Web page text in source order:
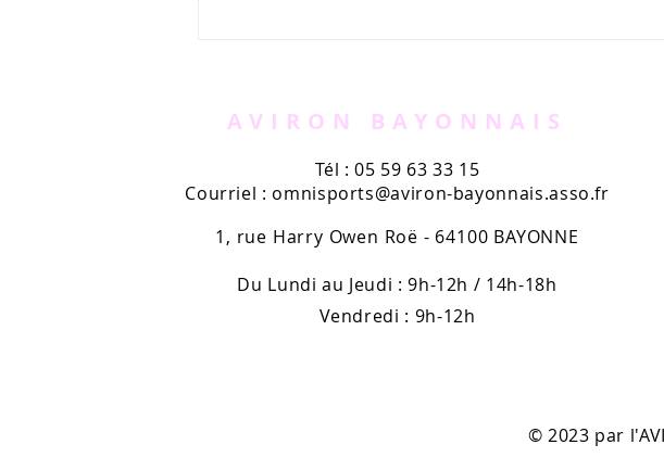
AVIRON BAYONNAIS
Tél : 05 59 63 33 15
Courriel : omnisports@aviron-bayonnais.asso.fr
1, rue Harry Owen Roë - 64100 BAYONNE
Du Lundi au Jeudi : 9h-12h / 14h-18h
Vendredi : 9h-12h
© 2023 par